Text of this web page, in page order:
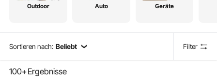
Outdoor Auto Geräte
Sortieren nach: Beliebt Filter
100+Ergebnisse